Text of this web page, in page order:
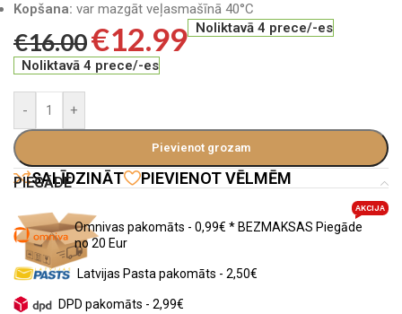
Kopšana: var mazgāt veļasmašīnā 40°C
€16.00€12.99 Noliktavā 4 prece/-es
Noliktavā 4 prece/-es
- +
Pievienot grozam
SALĪDZINĀT PIEVIENOT VĒLMĒM
PIEGĀDE
Omnivas pakomāts - 0,99€ * BEZMAKSAS Piegāde
no 20 Eur
AKCIJA
Latvijas Pasta pakomāts - 2,50€
DPD pakomāts - 2,99€